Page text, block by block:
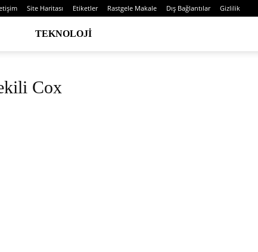
Site Haritası Etiketler Rastgele Makale Dış Bağlantılar Gizlilik
TEKNOLOJI
Cox